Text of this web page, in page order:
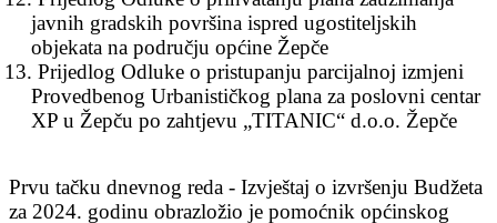
javnih gradskih površina ispred ugostiteljskih
objekata na području općine Žepče
13. Prijedlog Odluke o pristupanju parcijalnoj izmjeni
Provedbenog Urbanističkog plana za poslovni centar
XP u Žepču po zahtjevu „TITANIC“ d.o.o. Žepče
Prvu tačku dnevnog reda - Izvještaj o izvršenju Budžeta
za 2024. godinu obrazložio je pomoćnik općinskog